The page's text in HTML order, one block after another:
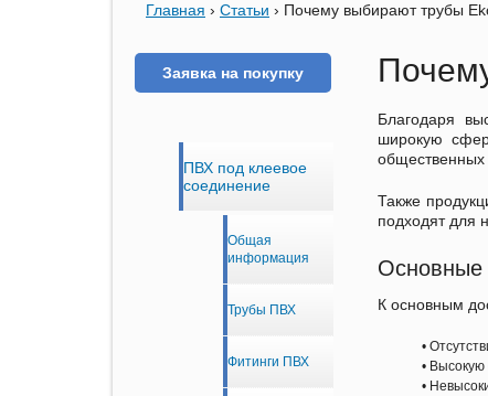
Главная › Статьи › Почему выбирают трубы
Благодаря
широкую
общественных
Также
подходят для
Основные
К основным
Высокую
Заявка на покупку
ПВХ под клеевое
соединение
Общая
информация
Трубы ПВХ
Фитинги ПВХ